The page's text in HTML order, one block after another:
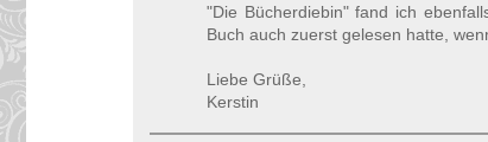
"Die Bücherdiebin" fand ich
Buch auch zuerst gelesen hatte,
Liebe Grüße,
Kerstin